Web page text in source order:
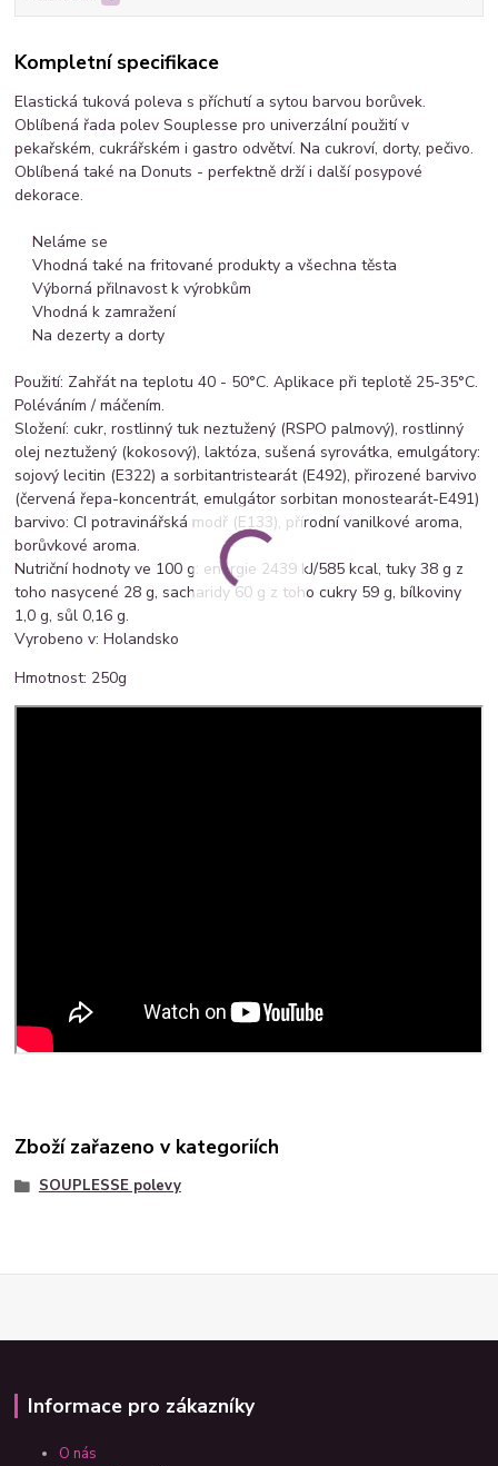
Kompletní specifikace
Elastická tuková poleva s příchutí a sytou barvou borůvek.
Oblíbená řada polev Souplesse pro univerzální použití v
pekařském, cukrářském i gastro odvětví. Na cukroví, dorty, pečivo.
Oblíbená také na Donuts - perfektně drží i další posypové
dekorace.
Neláme se
Vhodná také na fritované produkty a všechna těsta
Výborná přilnavost k výrobkům
Vhodná k zamražení
Na dezerty a dorty
Použití: Zahřát na teplotu 40 - 50°C. Aplikace při teplotě 25-35°C.
Poléváním / máčením.
Složení: cukr, rostlinný tuk neztužený (RSPO palmový), rostlinný
olej neztužený (kokosový), laktóza, sušená syrovátka, emulgátory:
sojový lecitin (E322) a sorbitantristearát (E492), přirozené barvivo
(červená řepa-koncentrát, emulgátor sorbitan monostearát-E491)
barvivo: CI potravinářská modř (E133), přírodní vanilkové aroma,
borůvkové aroma.
Nutriční hodnoty ve 100 g: energie 2439 kJ/585 kcal, tuky 38 g z
toho nasycené 28 g, sacharidy 60 g z toho cukry 59 g, bílkoviny
1,0 g, sůl 0,16 g.
Vyrobeno v: Holandsko
Hmotnost: 250g
Zboží zařazeno v kategoriích
SOUPLESSE polevy
Informace pro zákazníky
O nás